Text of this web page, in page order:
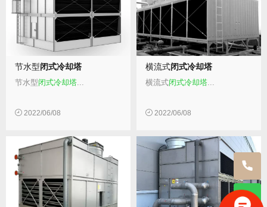
的被冷却的工艺流...
节水型闭式冷却塔
节水型闭式冷却塔...
2022/06/08
横流式闭式冷却塔
横流式闭式冷却塔...
2022/06/08